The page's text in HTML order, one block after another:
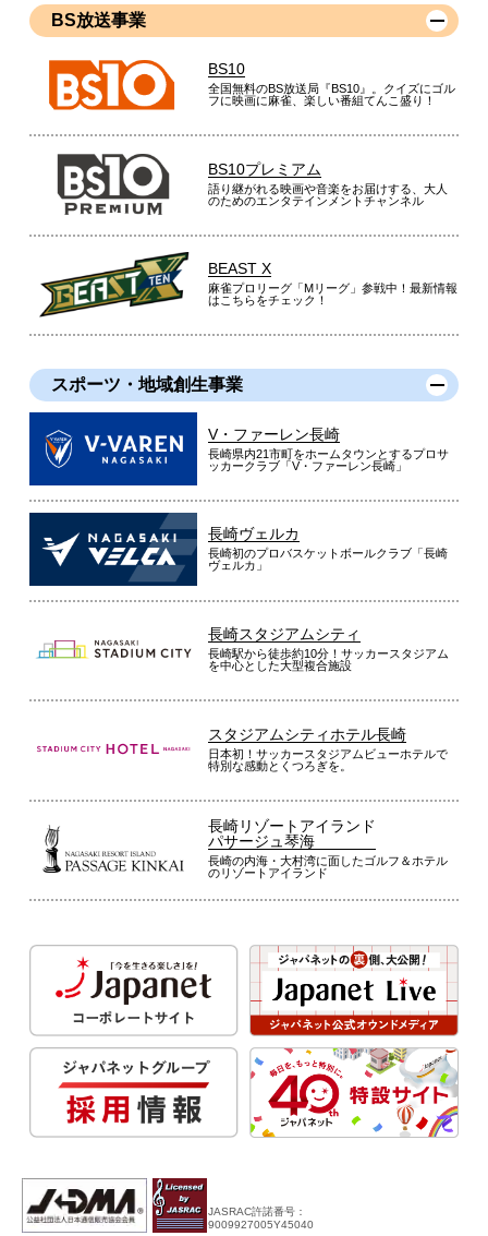
BS放送事業
BS10
全国無料のBS放送局『BS10』。クイズにゴル
フに映画に麻雀、楽しい番組てんこ盛り！
BS10プレミアム
語り継がれる映画や音楽をお届けする、大人
のためのエンタテインメントチャンネル
BEAST X
麻雀プロリーグ「Mリーグ」参戦中！最新情報
はこちらをチェック！
スポーツ・地域創生事業
V・ファーレン長崎
長崎県内21市町をホームタウンとするプロサ
ッカークラブ「V・ファーレン長崎」
長崎ヴェルカ
長崎初のプロバスケットボールクラブ「長崎
ヴェルカ」
長崎スタジアムシティ
長崎駅から徒歩約10分！サッカースタジアム
を中心とした大型複合施設
スタジアムシティホテル長崎
日本初！サッカースタジアムビューホテルで
特別な感動とくつろぎを。
長崎リゾートアイランド
パサージュ琴海
長崎の内海・大村湾に面したゴルフ＆ホテル
のリゾートアイランド
JASRAC許諾番号：
9009927005Y45040